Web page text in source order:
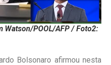
Watson/POOL/AFP / Foto2:
Bolsonaro afirmou nesta